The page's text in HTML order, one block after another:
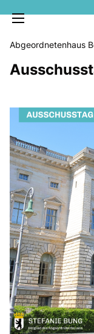
Abgeordnetenhaus